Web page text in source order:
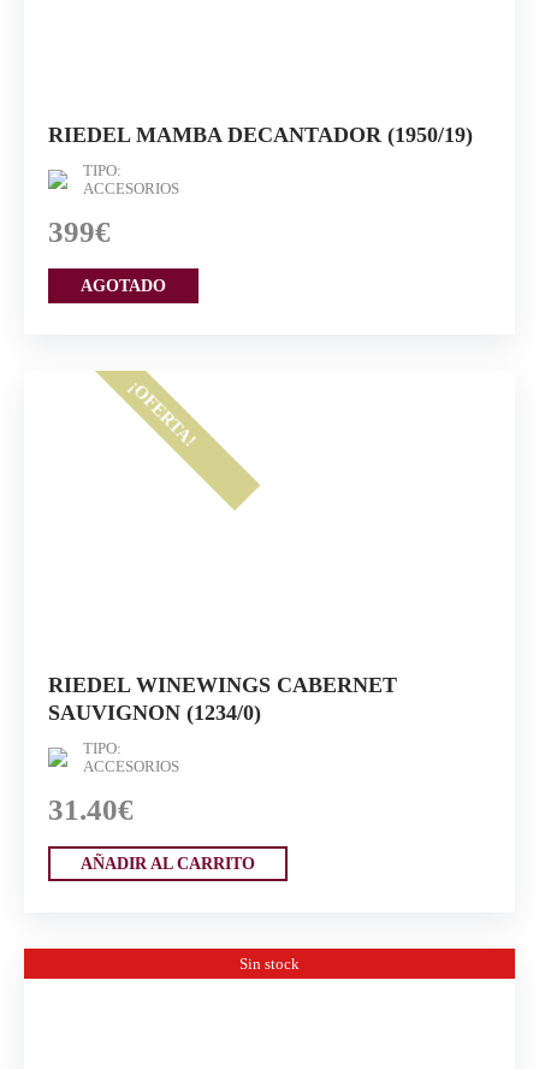
RIEDEL MAMBA DECANTADOR (1950/19)
TIPO:
ACCESORIOS
399€
AGOTADO
¡OFERTA!
RIEDEL WINEWINGS CABERNET
SAUVIGNON (1234/0)
TIPO:
ACCESORIOS
31.40€
AÑADIR AL CARRITO
Sin stock